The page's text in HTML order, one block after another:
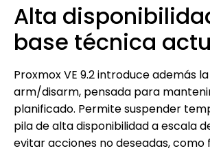
Alta
base técnica
Proxmox VE 9.2 introduce además
arm/disarm, pensada para
planificado. Permite suspender
pila de alta disponibilidad a escala
evitar acciones no deseadas, como